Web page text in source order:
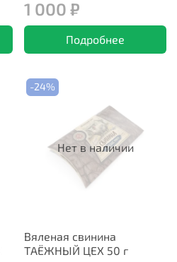
1 000 ₽
Подробнее
Нет в наличии
-24%
Вяленая свинина
ТАЁЖНЫЙ ЦЕХ 50 г